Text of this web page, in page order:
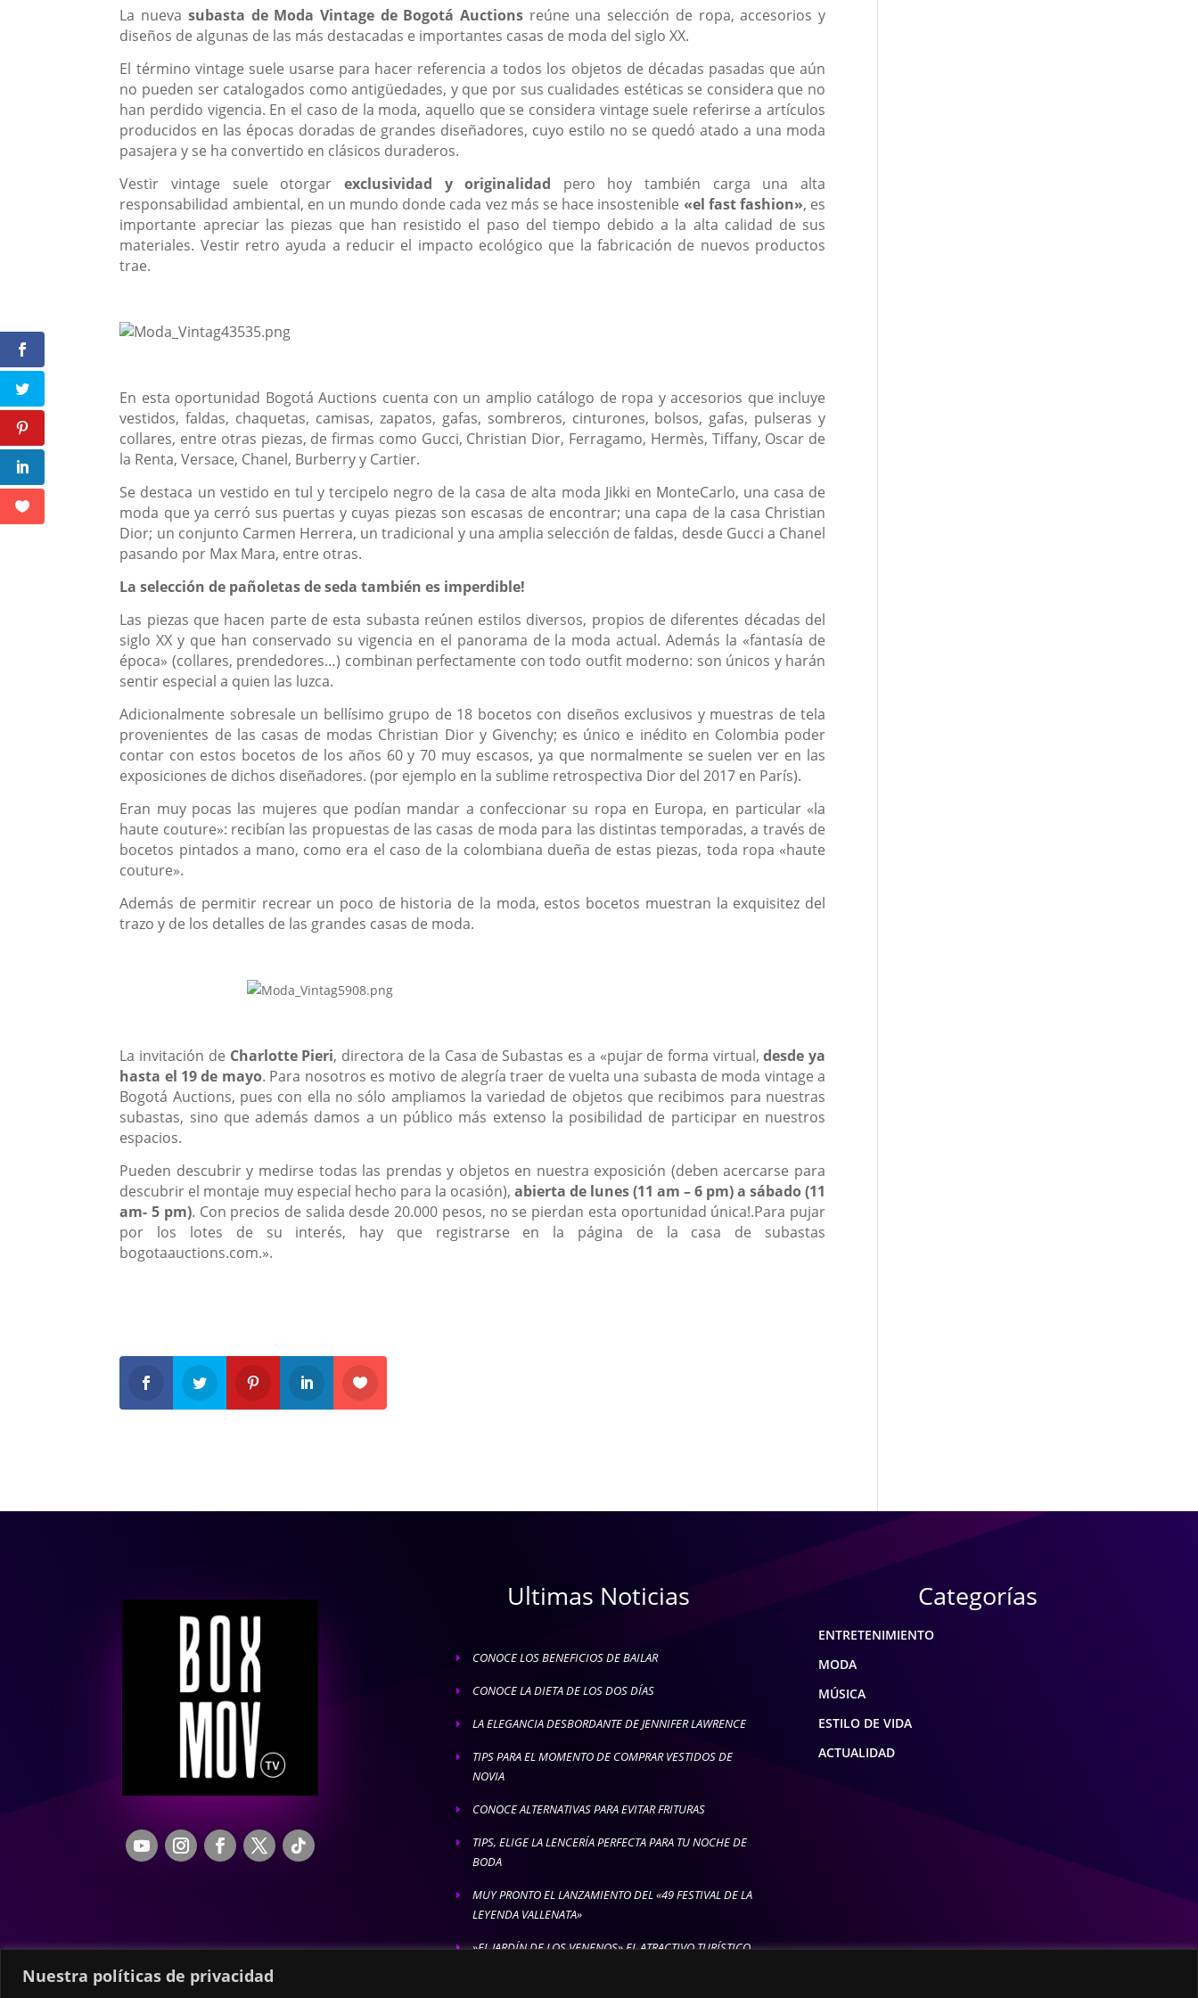
Nuestra políticas de privacidad
La nueva subasta de Moda Vintage de Bogotá Auctions reúne una selección de ropa, accesorios y
diseños de algunas de las más destacadas e importantes casas de moda del siglo XX.
El término vintage suele usarse para hacer referencia a todos los objetos de décadas pasadas que aún
no pueden ser catalogados como antigüedades, y que por sus cualidades estéticas se considera que no
han perdido vigencia. En el caso de la moda, aquello que se considera vintage suele referirse a artículos
producidos en las épocas doradas de grandes diseñadores, cuyo estilo no se quedó atado a una moda
pasajera y se ha convertido en clásicos duraderos.
Vestir vintage suele otorgar exclusividad y originalidad pero hoy también carga una alta
responsabilidad ambiental, en un mundo donde cada vez más se hace insostenible «el fast fashion», es
importante apreciar las piezas que han resistido el paso del tiempo debido a la alta calidad de sus
materiales. Vestir retro ayuda a reducir el impacto ecológico que la fabricación de nuevos productos
trae.
En esta oportunidad Bogotá Auctions cuenta con un amplio catálogo de ropa y accesorios que incluye
vestidos, faldas, chaquetas, camisas, zapatos, gafas, sombreros, cinturones, bolsos, gafas, pulseras y
collares, entre otras piezas, de firmas como Gucci, Christian Dior, Ferragamo, Hermès, Tiffany, Oscar de
la Renta, Versace, Chanel, Burberry y Cartier.
Se destaca un vestido en tul y tercipelo negro de la casa de alta moda Jikki en MonteCarlo, una casa de
moda que ya cerró sus puertas y cuyas piezas son escasas de encontrar; una capa de la casa Christian
Dior; un conjunto Carmen Herrera, un tradicional y una amplia selección de faldas, desde Gucci a Chanel
pasando por Max Mara, entre otras.
La selección de pañoletas de seda también es imperdible!
Las piezas que hacen parte de esta subasta reúnen estilos diversos, propios de diferentes décadas del
siglo XX y que han conservado su vigencia en el panorama de la moda actual.Además la «fantasía de
época» (collares, prendedores…) combinan perfectamente con todo outfit moderno: son únicos y harán
sentir especial a quien las luzca.
Adicionalmente sobresale un bellísimo grupo de 18 bocetos con diseños exclusivos y muestras de tela
provenientes de las casas de modas Christian Dior y Givenchy; es único e inédito en Colombia poder
contar con estos bocetos de los años 60 y 70 muy escasos, ya que normalmente se suelen ver en las
exposiciones de dichos diseñadores. (por ejemplo en la sublime retrospectiva Dior del 2017 en París).
Eran muy pocas las mujeres que podían mandar a confeccionar su ropa en Europa, en particular «la
haute couture»: recibían las propuestas de las casas de moda para las distintas temporadas, a través de
bocetos pintados a mano, como era el caso de la colombiana dueña de estas piezas, toda ropa «haute
couture».
Además de permitir recrear un poco de historia de la moda, estos bocetos muestran la exquisitez del
trazo y de los detalles de las grandes casas de moda.
La invitación de Charlotte Pieri, directora de la Casa de Subastas es a «pujar de forma virtual,desde ya
hasta el 19 de mayo. Para nosotros es motivo de alegría traer de vuelta una subasta de moda vintage a
Bogotá Auctions, pues con ella no sólo ampliamos la variedad de objetos que recibimos para nuestras
subastas, sino que además damos a un público más extenso la posibilidad de participar en nuestros
espacios.
Pueden descubrir y medirse todas las prendas y objetos en nuestra exposición (deben acercarse para
descubrir el montaje muy especial hecho para la ocasión), abierta de lunes (11 am – 6 pm) a sábado (11
am- 5 pm). Con precios de salida desde 20.000 pesos, no se pierdan esta oportunidad única!.Para pujar
por los lotes de su interés, hay que registrarse en la página de la casa de subastas
bogotaauctions.com.».
Ultimas Noticias
E CONOCE LOS BENEFICIOS DE BAILAR
E CONOCE LA DIETA DE LOS DOS DÍAS
E LA ELEGANCIA DESBORDANTE DE JENNIFER LAWRENCE
E
TIPS PARA EL MOMENTO DE COMPRAR VESTIDOS DE
NOVIA
E CONOCE ALTERNATIVAS PARA EVITAR FRITURAS
E
TIPS, ELIGE LA LENCERÍA PERFECTA PARA TU NOCHE DE
BODA
E
MUY PRONTO EL LANZAMIENTO DEL «49 FESTIVAL DE LA
LEYENDA VALLENATA»
E
»EL JARDÍN DE LOS VENENOS» EL ATRACTIVO TURÍSTICO
Categorías
ENTRETENIMIENTO
MODA
MÚSICA
ESTILO DE VIDA
ACTUALIDAD